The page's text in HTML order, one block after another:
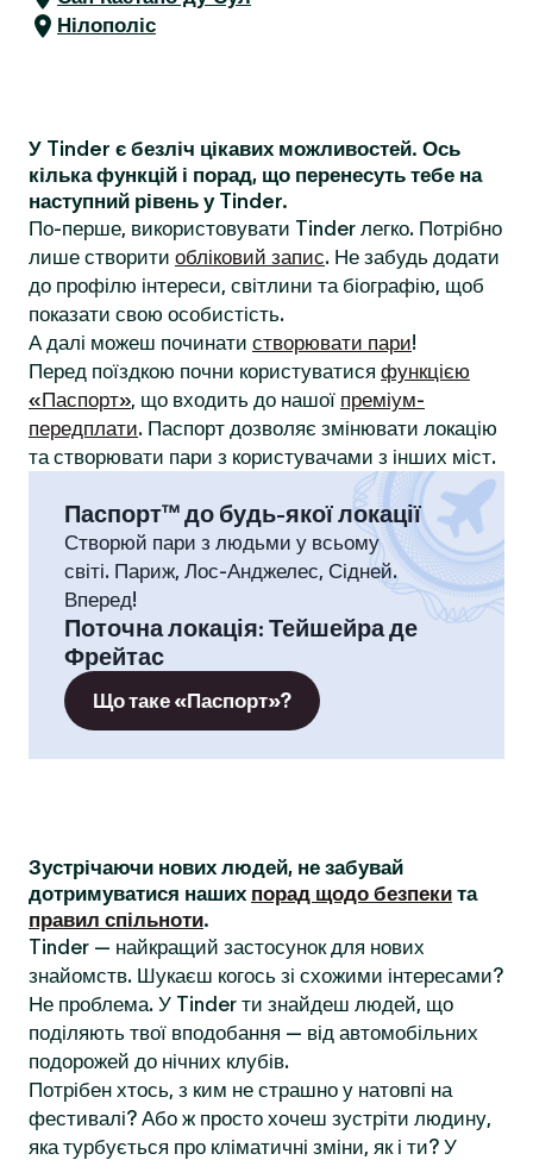
Нілополіс
У Tinder є безліч цікавих можливостей. Ось
кілька функцій і порад, що перенесуть тебе на
наступний рівень у Tinder.
По-перше, використовувати Tinder легко. Потрібно
лише створити обліковий запис. Не забудь додати
до профілю інтереси, світлини та біографію, щоб
показати свою особистість.
А далі можеш починати створювати пари!
Перед поїздкою почни користуватися функцією
«Паспорт», що входить до нашої преміум-
передплати. Паспорт дозволяє змінювати локацію
та створювати пари з користувачами з інших міст.
Паспорт™ до будь-якої локації
Створюй пари з людьми у всьому
світі. Париж, Лос-Анджелес, Сідней.
Вперед!
Поточна локація: Тейшейра де
Фрейтас
Що таке «Паспорт»?
Зустрічаючи нових людей, не забувай
дотримуватися наших порад щодо безпеки та
правил спільноти.
Tinder — найкращий застосунок для нових
знайомств. Шукаєш когось зі схожими інтересами?
Не проблема. У Tinder ти знайдеш людей, що
поділяють твої вподобання — від автомобільних
подорожей до нічних клубів.
Потрібен хтось, з ким не страшно у натовпі на
фестивалі? Або ж просто хочеш зустріти людину,
яка турбується про кліматичні зміни, як і ти? У